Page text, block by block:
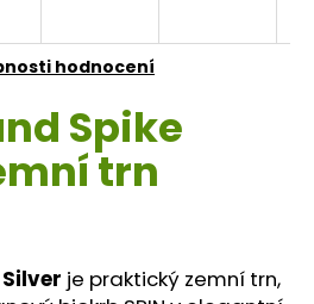
hodnocení
Spike
trn
je praktický zemní trn,